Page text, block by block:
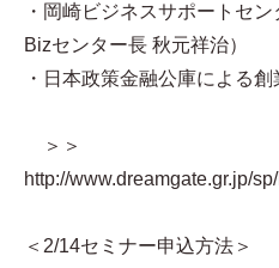
・岡崎ビジネスサポートセ
Bizセンター長 秋元祥治）
・日本政策金融公庫による
＞＞
http://www.dreamgate.gr.jp/
＜2/14セミナー申込方法＞